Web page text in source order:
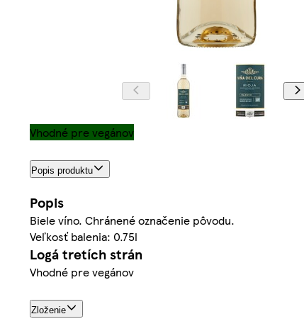
Vhodné pre vegánov
Popis produktu
Popis
Biele víno. Chránené označenie pôvodu.
Veľkosť balenia: 0.75l
Logá tretích strán
Vhodné pre vegánov
Zloženie